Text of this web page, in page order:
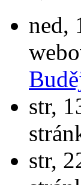
ned,
str,
str,